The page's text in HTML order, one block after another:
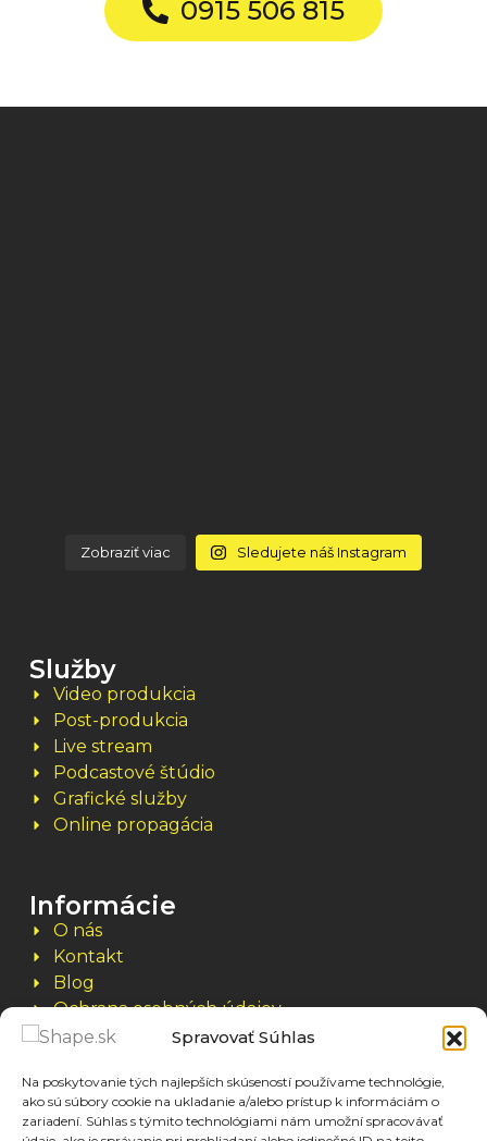
Spravovať Súhlas
Na poskytovanie tých najlepších skúseností používame technológie,
ako sú súbory cookie na ukladanie a/alebo prístup k informáciám o
zariadení. Súhlas s týmito technológiami nám umožní spracovávať
0915 506 815
Zobraziť viac Sledujete náš Instagram
Služby
Video produkcia
Post-produkcia
Live stream
Podcastové štúdio
Grafické služby
Online propagácia
Informácie
O nás
Kontakt
Blog
Ochrana osobných údajov
Cookies
Kontakt